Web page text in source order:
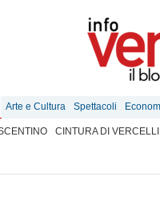
Arte e Cultura Spettacoli
CINTURA DI VERCELLI